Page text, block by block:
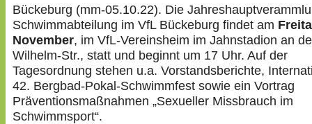
Bückeburg (mm-05.10.22). Die
Schwimmabteilung im VfL Bückeburg findet am
November, im VfL-Vereinsheim im Jahnstadion an
Wilhelm-Str., statt und beginnt um 17 Uhr. Auf der
Tagesordnung stehen u.a. Vorstandsberichte,
42. Bergbad-Pokal-Schwimmfest sowie ein Vortrag
Präventionsmaßnahmen „Sexueller Missbrauch im
Schwimmsport“.